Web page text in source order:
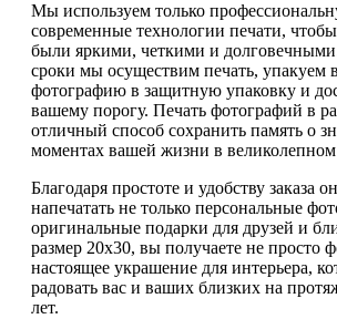
Мы используем только
современные технологии печати,
были яркими, четкими и
сроки мы осуществим печать, упакуем
фотографию в защитную упаковку и
вашему порогу. Печать фотографий в
отличный способ сохранить память о
моментах вашей жизни в великолепном
Благодаря простоте и удобству заказа
напечатать не только персональные
оригинальные подарки для друзей и
размер 20х30, вы получаете не просто
настоящее украшение для интерьера,
радовать вас и ваших близких на
лет.